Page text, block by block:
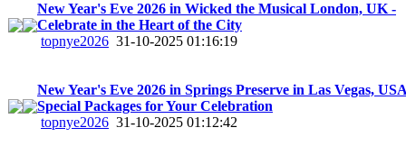
New Year's Eve 2026 in Wicked the Musical London, UK -
Celebrate in the Heart of the City
topnye2026 31-10-2025 01:16:19
New Year's Eve 2026 in Springs Preserve in Las Vegas,
Special Packages for Your Celebration
topnye2026 31-10-2025 01:12:42